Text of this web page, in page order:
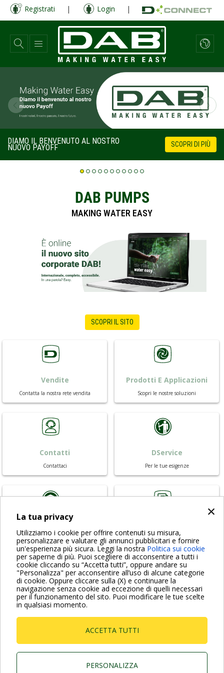
×
La tua privacy
Utilizziamo i cookie per offrire contenuti su misura,
personalizzare e valutare gli annunci pubblicitari e fornire
un'esperienza più sicura. Leggi la nostra Politica sui cookie
per saperne di più. Puoi scegliere di acconsentire a tutti i
cookie cliccando su “Accetta tutti”, oppure andare su
"Personalizza" per acconsentire all’uso di alcune categorie
di cookie. Oppure cliccare sulla (X) e continuare la
navigazione senza cookie ad eccezione di quelli necessari
per il funzionamento del sito. Puoi modificare le tue scelte
in qualsiasi momento.
ACCETTA TUTTI
PERSONALIZZA
Salta
contenuto
principale
Registrati | Login |
DIAMO IL BENVENUTO AL NOSTRO
NUOVO PAYOFF SCOPRI DI PIÙ
DAB PUMPS
MAKING WATER EASY
SCOPRI IL SITO
Vendite
Contatta la nostra rete vendita
Prodotti E Applicazioni
Scopri le nostre soluzioni
Contatti
Contattaci
DService
Per le tue esigenze
DTraining
Impara con noi Notizie dal mondo DAB
Per maggiori informazioni consulta anche le Domande più
Frequenti
P.I. 03675230282 - R.E.A. Padova N. 328200- Cap.